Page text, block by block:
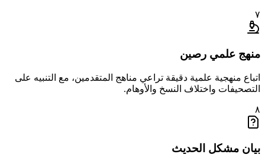
٧
منهج علمي رصين
اتباع منهجية علمية دقيقة تراعي مناهج المتقدمين، مع التنبيه على
التصحيفات واختلاف النسخ والأوهام.
٨
بيان مشكل الحديث